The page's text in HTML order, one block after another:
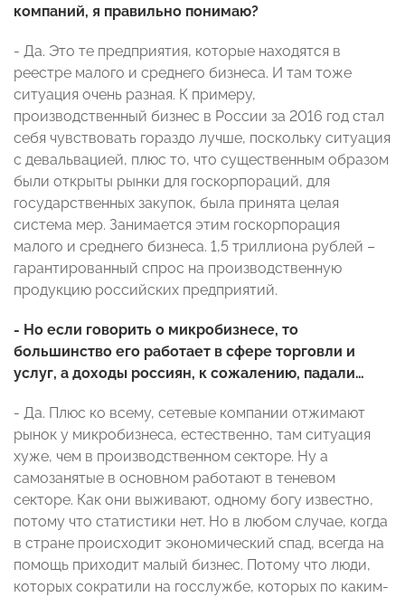
компаний, я правильно понимаю?
- Да. Это те предприятия, которые находятся в
реестре малого и среднего бизнеса. И там тоже
ситуация очень разная. К примеру,
производственный бизнес в России за 2016 год стал
себя чувствовать гораздо лучше, поскольку ситуация
с девальвацией, плюс то, что существенным образом
были открыты рынки для госкорпораций, для
государственных закупок, была принята целая
система мер. Занимается этим госкорпорация
малого и среднего бизнеса. 1,5 триллиона рублей –
гарантированный спрос на производственную
продукцию российских предприятий.
- Но если говорить о микробизнесе, то
большинство его работает в сфере торговли и
услуг, а доходы россиян, к сожалению, падали…
- Да. Плюс ко всему, сетевые компании отжимают
рынок у микробизнеса, естественно, там ситуация
хуже, чем в производственном секторе. Ну а
самозанятые в основном работают в теневом
секторе. Как они выживают, одному богу известно,
потому что статистики нет. Но в любом случае, когда
в стране происходит экономический спад, всегда на
помощь приходит малый бизнес. Потому что люди,
которых сократили на госслужбе, которых по каким-